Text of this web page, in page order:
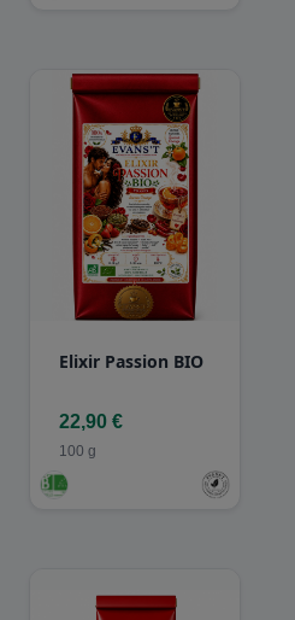
Elixir Passion BIO
22,90 €
100 g